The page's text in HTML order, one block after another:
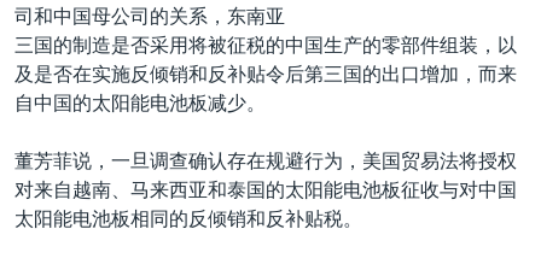
司和中国母公司的关系，东南亚
三国的制造是否采用将被征税的中国生产的零部件组装，以
及是否在实施反倾销和反补贴令后第三国的出口增加，而来
自中国的太阳能电池板减少。
董芳菲说，一旦调查确认存在规避行为，美国贸易法将授权
对来自越南、马来西亚和泰国的太阳能电池板征收与对中国
太阳能电池板相同的反倾销和反补贴税。